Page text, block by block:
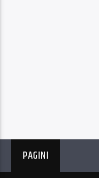
PAGINI